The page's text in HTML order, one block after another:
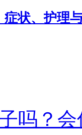
状、护理
吗？